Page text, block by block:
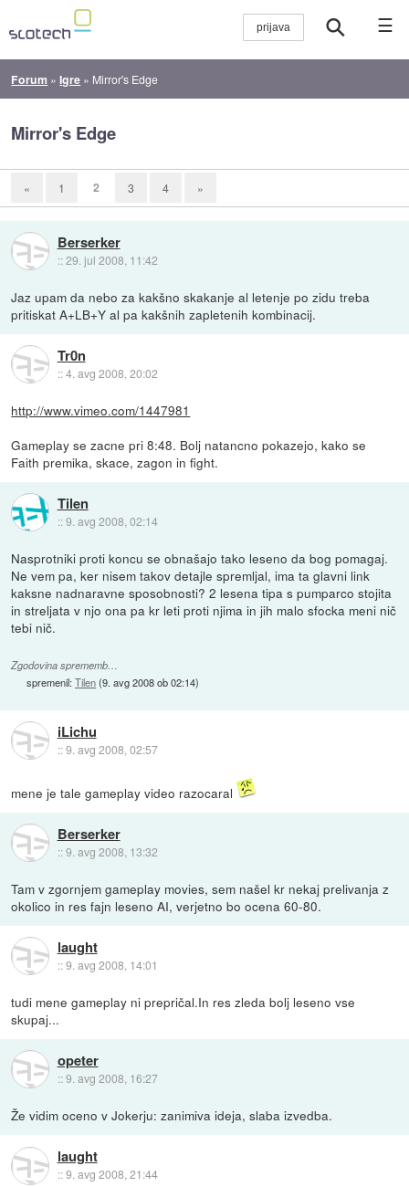
☰
Forum »Igre » Mirror's Edge
Mirror's Edge
« 1 2 3 4 »
Berserker
::29. jul 2008, 11:42
Jaz upam da nebo za kakšno skakanje al letenje po zidu treba
pritiskat A+LB+Y al pa kakšnih zapletenih kombinacij.
Tr0n
::4. avg 2008, 20:02
http://www.vimeo.com/1447981
Gameplay se zacne pri 8:48. Bolj natancno pokazejo, kako se
Faith premika, skace, zagon in fight.
Tilen
::9. avg 2008, 02:14
Nasprotniki proti koncu se obnašajo tako leseno da bog pomagaj.
Ne vem pa, ker nisem takov detajle spremljal, ima ta glavni link
kaksne nadnaravne sposobnosti? 2 lesena tipa s pumparco stojita
in streljata v njo ona pa kr leti proti njima in jih malo sfocka meni nič
tebi nič.
Zgodovina sprememb…
spremenil:Tilen(9. avg 2008 ob 02:14)
iLichu
::9. avg 2008, 02:57
mene je tale gameplay video razocaral
Berserker
::9. avg 2008, 13:32
Tam v zgornjem gameplay movies, sem našel kr nekaj prelivanja z
okolico in res fajn leseno AI, verjetno bo ocena 60-80.
laught
::9. avg 2008, 14:01
tudi mene gameplay ni prepričal.In res zleda bolj leseno vse
skupaj...
opeter
::9. avg 2008, 16:27
Že vidim oceno v Jokerju: zanimiva ideja, slaba izvedba.
laught
::9. avg 2008, 21:44